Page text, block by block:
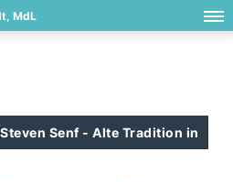
MdL
Senf - Alte Tradition in